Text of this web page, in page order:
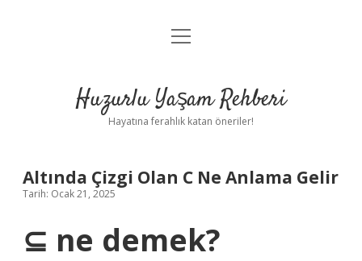
Anasayfa
Yasal Uyarı
menüyü
Huzurlu Yaşam Rehberi
Hayatına ferahlık katan öneriler!
Altında Çizgi Olan C Ne Anlama Gelir
Tarih: Ocak 21, 2025
⊆ ne demek?